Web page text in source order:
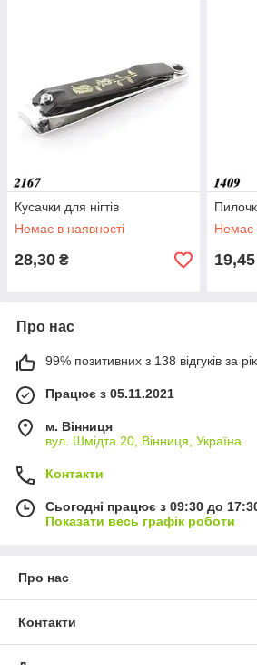
Кусачки для нігтів
Немає в наявності
28,30 ₴
Немає
19,45
Про нас
99% позитивних з 138 відгуків за рік
Працює з 05.11.2021
м. Вінниця
вул. Шмідта 20, Вінниця, Україна
Контакти
Сьогодні працює з 09:30 до
Показати весь графік роботи
Про нас
Контакти